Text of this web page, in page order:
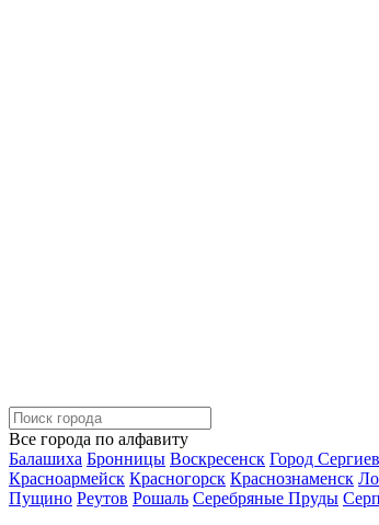
Все города по алфавиту
Балашиха Бронницы Воскресенск Город
Красноармейск Красногорск Краснознаменск
Пущино Реутов Рошаль Серебряные Пруды